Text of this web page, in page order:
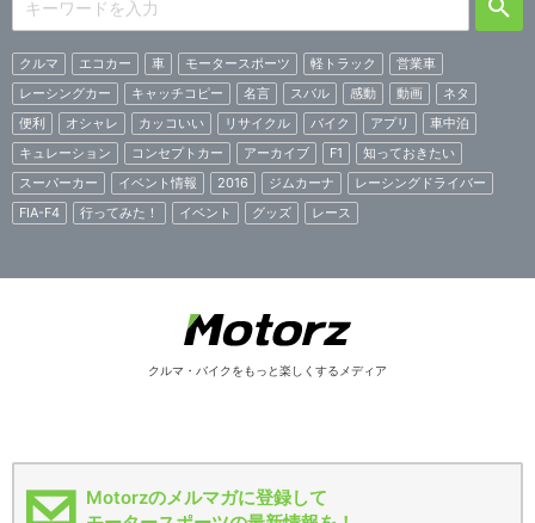
クルマ エコカー 車 モータースポーツ 軽トラック
営業車
レーシングカー
キャッチコピー 名言 スバル 感動 動画
ネタ
便利
オシャレ カッコいい リサイクル バイク アプリ
車中泊
キュレーション
コンセプトカー アーカイブ F1
知っておきたい
スーパーカー
イベント情報 2016 ジムカーナ
レーシングドライバー
FIA-F4
行ってみた！ イベント グッズ レース
クルマ・バイクをもっと楽しくするメディア
Motorzのメルマガに登録して